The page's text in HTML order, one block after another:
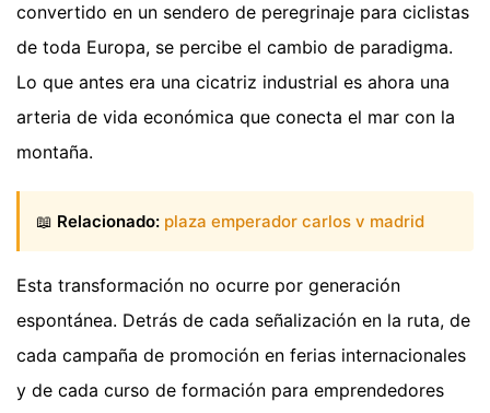
convertido en un sendero de peregrinaje para ciclistas
de toda Europa, se percibe el cambio de paradigma.
Lo que antes era una cicatriz industrial es ahora una
arteria de vida económica que conecta el mar con la
montaña.
📖 Relacionado: plaza emperador carlos v madrid
Esta transformación no ocurre por generación
espontánea. Detrás de cada señalización en la ruta, de
cada campaña de promoción en ferias internacionales
y de cada curso de formación para emprendedores